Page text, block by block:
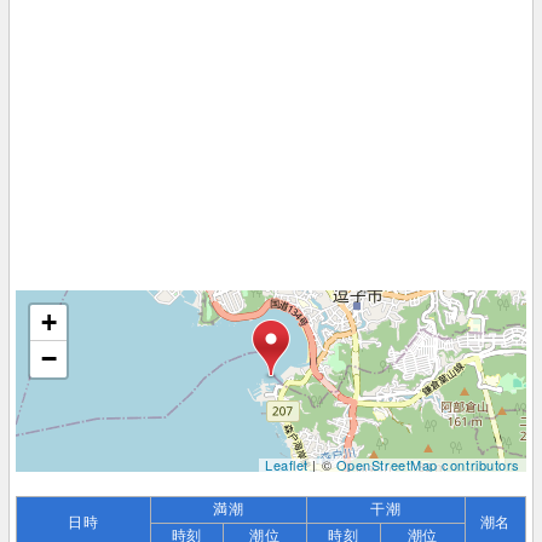
+
−
Leaflet| ©OpenStreetMap contributors
日時
満潮 干潮
潮名
時刻 潮位 時刻 潮位